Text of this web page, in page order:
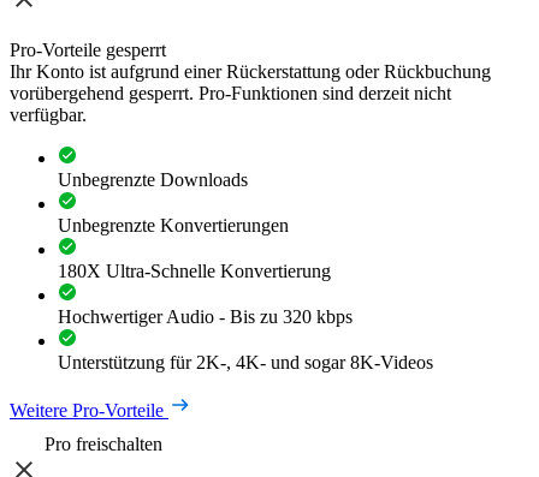
Pro-Vorteile gesperrt
Ihr Konto ist aufgrund einer Rückerstattung oder Rückbuchung
vorübergehend gesperrt. Pro-Funktionen sind derzeit nicht
verfügbar.
Unbegrenzte Downloads
Unbegrenzte Konvertierungen
180X Ultra-Schnelle Konvertierung
Hochwertiger Audio - Bis zu 320 kbps
Unterstützung für 2K-, 4K- und sogar 8K-Videos
Weitere Pro-Vorteile
Pro freischalten